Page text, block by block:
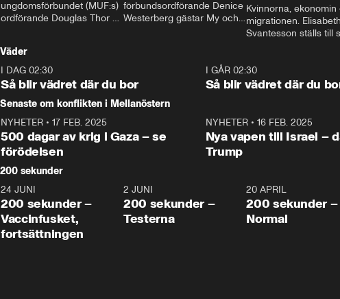
ungdomsförbundet (MUF:s)
ordförande Douglas Thor
tonårsutvisningarna och hur
Moderaterna ska locka
väljare till valet i höst.
förbundsordförande Denice
Westerberg gästar My och
Kvinnorna, ekonomin
migrationen. Elisabeth
Svantesson ställs till
Väder
I DAG 02:30
Så blir vädret där du bor
I GÅR 02:30
Så blir vädret där du
Senaste om konflikten i Mellanöstern
NYHETER • 17 FEB. 2025
500 dagar av krig i Gaza – se
förödelsen
NYHETER• 16 FEB. 2025
Nya vapen till Israel –
Trump
200 sekunder
5:00
24 JUNI
200 sekunder –
Vaccinfusket,
fortsättningen
4:23
2 JUNI
200 sekunder –
Testerna
20 APRIL
200 sekunder –
Normal